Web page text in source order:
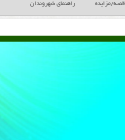
مزایده راهنمای شهروندان